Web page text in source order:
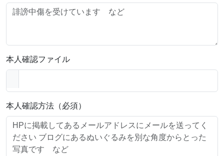
本人確認ファイル
本人確認方法（必須）